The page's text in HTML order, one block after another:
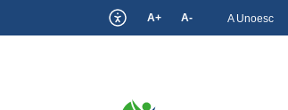
A+ A- A Unoesc